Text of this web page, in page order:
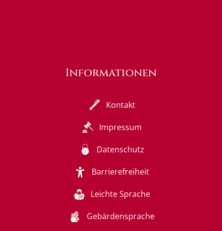
Informationen
Kontakt
Impressum
Datenschutz
Barrierefreiheit
Leichte Sprache
Gebärdensprache